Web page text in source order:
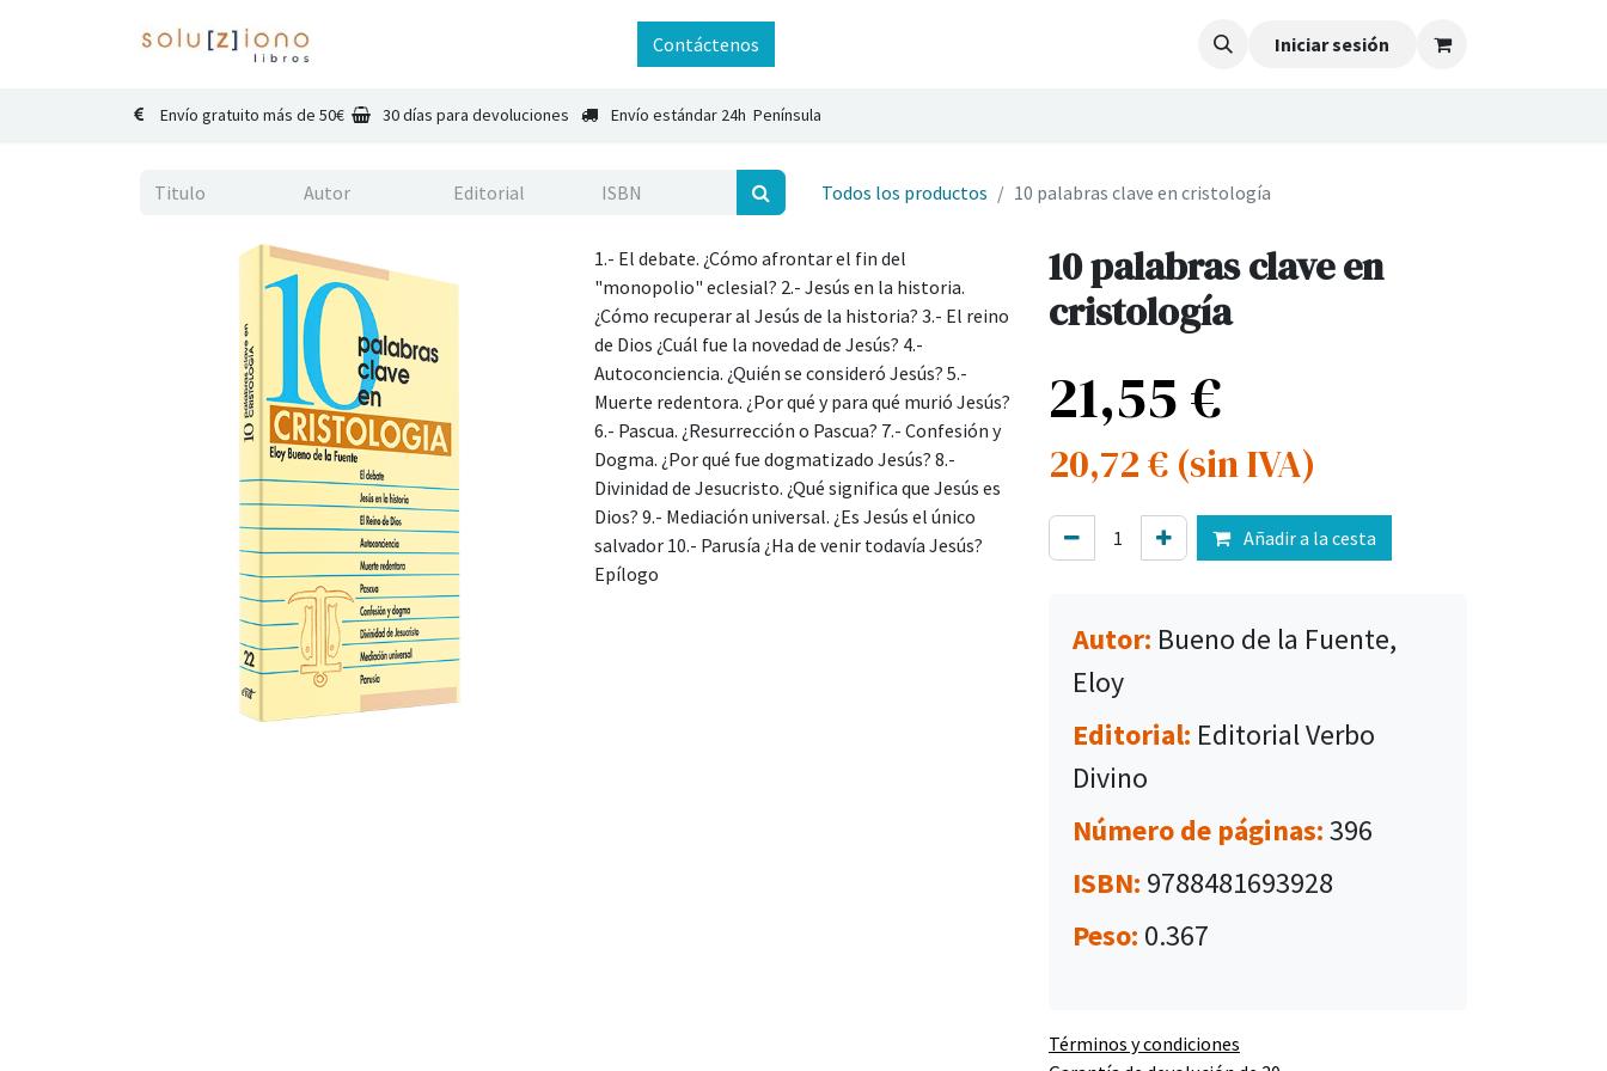
Contáctenos Iniciar sesión
Envío gratuito más de 50€ 30 días para devoluciones Envío estándar 24h Península
Todos los productos 10 palabras clave en cristología
1.- El debate. ¿Cómo afrontar el fin del
"monopolio" eclesial? 2.- Jesús en la historia.
¿Cómo recuperar al Jesús de la historia? 3.- El reino
de Dios ¿Cuál fue la novedad de Jesús? 4.-
Autoconciencia. ¿Quién se consideró Jesús? 5.-
Muerte redentora. ¿Por qué y para qué murió Jesús?
6.- Pascua. ¿Resurrección o Pascua? 7.- Confesión y
Dogma. ¿Por qué fue dogmatizado Jesús? 8.-
Divinidad de Jesucristo. ¿Qué significa que Jesús es
Dios? 9.- Mediación universal. ¿Es Jesús el único
salvador 10.- Parusía ¿Ha de venir todavía Jesús?
Epílogo
10 palabras clave en
cristología
21,55€
20,72€ (sin IVA)
Añadir a la cesta
Autor: Bueno de la Fuente,
Eloy
Editorial: Editorial Verbo
Divino
Número de páginas:396
ISBN: 9788481693928
Peso: 0.367
Términos y condiciones